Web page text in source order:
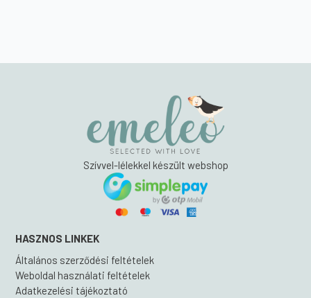
Szívvel-lélekkel készült webshop
HASZNOS LINKEK
Általános szerződési feltételek
Weboldal használati feltételek
Adatkezelési tájékoztató